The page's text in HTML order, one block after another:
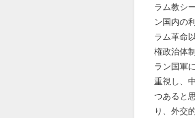
ラム教シ
ン国内の
ラム革命
権政治体
ラン国軍
重視し、
つあると
り、外交